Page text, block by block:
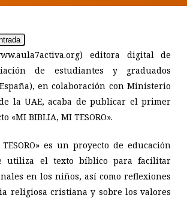
editora digital de
de estudiantes y graduados
en colaboración con Ministerio
la UAE, acaba de publicar el primer
«MI BIBLIA, MI TESORO».
es un proyecto de educación
utiliza el texto bíblico para facilitar
en los niños, así como reflexiones
religiosa cristiana y sobre los valores